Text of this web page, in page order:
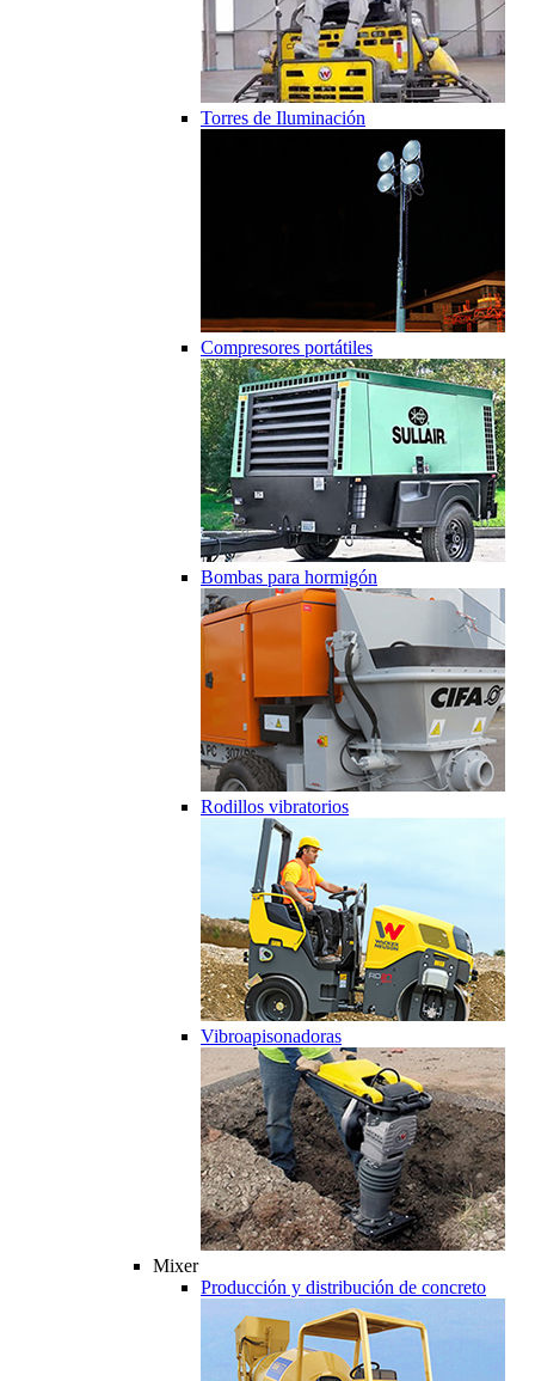
Torres de Iluminación
Compresores portátiles
Bombas para hormigón
Rodillos vibratorios
Vibroapisonadoras
Mixer
Producción y distribución de concreto